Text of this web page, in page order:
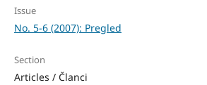
Issue
No. 5-6 (2007): Pregled
Section
Articles / Članci